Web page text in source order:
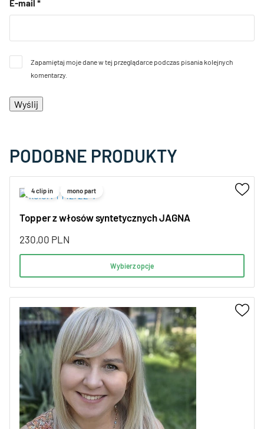
E-mail *
Zapamiętaj moje dane w tej przeglądarce podczas pisania kolejnych
komentarzy.
PODOBNE PRODUKTY
4 clip in mono part
Topper z włosów syntetycznych JAGNA
230,00 PLN
Wybierz opcje